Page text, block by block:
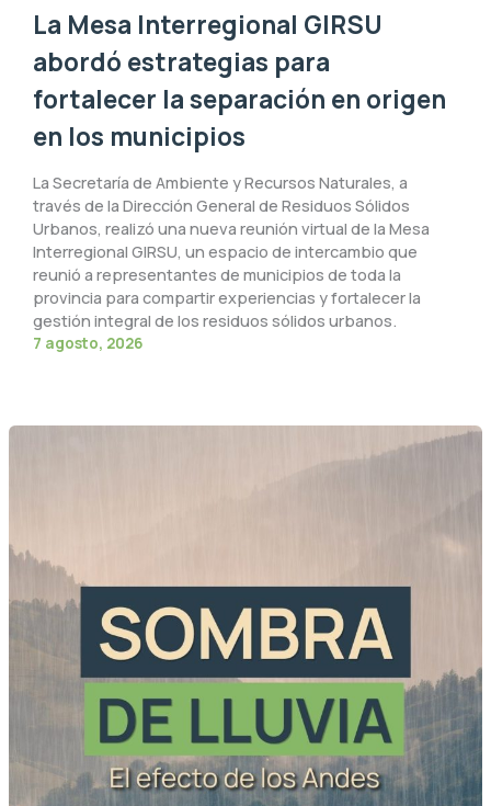
La Mesa Interregional GIRSU
abordó estrategias para
fortalecer la separación en origen
en los municipios
La Secretaría de Ambiente y Recursos Naturales, a
través de la Dirección General de Residuos Sólidos
Urbanos, realizó una nueva reunión virtual de la Mesa
Interregional GIRSU, un espacio de intercambio que
reunió a representantes de municipios de toda la
provincia para compartir experiencias y fortalecer la
gestión integral de los residuos sólidos urbanos.
7 agosto, 2026